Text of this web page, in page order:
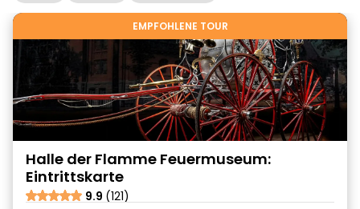
EMPFOHLENE TOUR
Halle der Flamme Feuermuseum:
Eintrittskarte
9.9 (121)